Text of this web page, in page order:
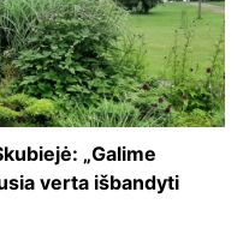
„Galime
verta išbandyti